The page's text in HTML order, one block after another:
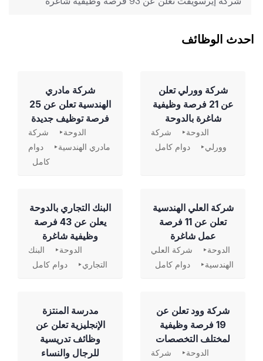
احدث الوظائف
شركة وورلي تعلن
عن 21 فرصة وظيفية
شاغرة بالدوحة
الدوحة
شركة
وورلي
دوام كامل
شركة مادري
الهندسية تعلن عن 25
فرصة توظيف جديدة
الدوحة
شركة
مادري الهندسية
دوام
كامل
شركة العلي الهندسية
تعلن عن 11 فرصة
عمل شاغرة
الدوحة
شركة العلي
الهندسية
دوام كامل
‏البنك التجاري بالدوحة
يعلن عن 43 فرصة
وظيفية شاغرة
الدوحة
البنك
التجاري
دوام كامل
شركة وود تعلن عن
19 فرصة وظيفية
لمختلف التخصصات
الدوحة
شركة
مدرسة المنتزة
الإنجليزية تعلن عن
وظائف تدريسية
للرجال والنساء